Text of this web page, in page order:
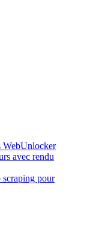
WebUnlocker
avec rendu
scraping pour